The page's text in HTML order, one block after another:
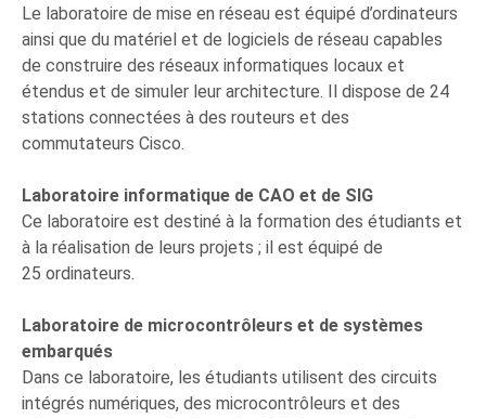
Le laboratoire de mise en réseau est équipé d’ordinateurs
ainsi que du matériel et de logiciels de réseau capables
de construire des réseaux informatiques locaux et
étendus et de simuler leur architecture. Il dispose de 24
stations connectées à des routeurs et des
commutateurs Cisco.
Laboratoire informatique de CAO et de SIG
Ce laboratoire est destiné à la formation des étudiants et
à la réalisation de leurs projets ; il est équipé de
25 ordinateurs.
Laboratoire de microcontrôleurs et de systèmes
embarqués
Dans ce laboratoire, les étudiants utilisent des circuits
intégrés numériques, des microcontrôleurs et des